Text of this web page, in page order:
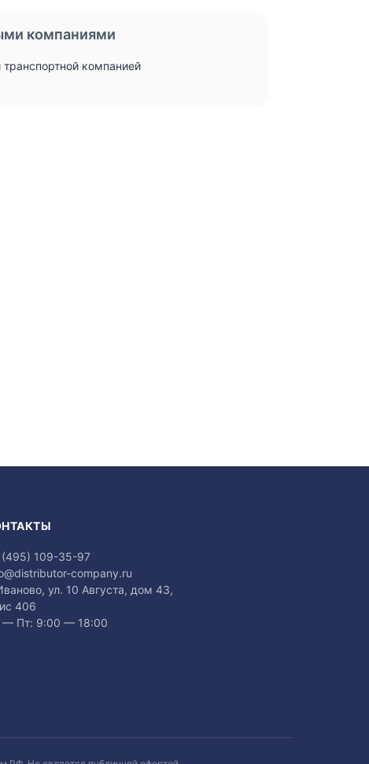
компаниями
компанией
(495) 109-35-97
company.ru
ул. 10 Августа, дом 43,
406
— Пт: 9:00 — 18:00